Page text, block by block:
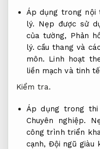
Áp dụng trong nội
lý. Nẹp được sử
của tường, Phản
lý. cầu thang và
môn. Linh hoạt
liền mạch và tinh
Kiểm tra.
Áp dụng trong
Chuyên nghiệp.
công trình triển
cạnh, Đội ngũ giàu